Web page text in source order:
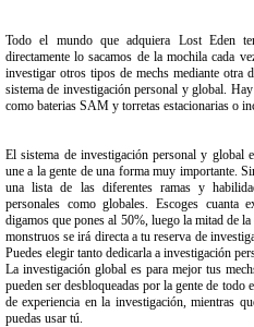
Todo el mundo que adquiera Lost Eden
directamente lo sacamos de la mochila cada
investigar otros tipos de mechs mediante otra
sistema de investigación personal y global.
como baterias SAM y torretas estacionarias o
El sistema de investigación personal y global
une a la gente de una forma muy importante.
una lista de las diferentes ramas y
personales como globales. Escoges cuanta
digamos que pones al 50%, luego la mitad de
monstruos se irá directa a tu reserva de
Puedes elegir tanto dedicarla a investigación
La investigación global es para mejor tus
pueden ser desbloqueadas por la gente de
de experiencia en la investigación, mientras
puedas usar tú.